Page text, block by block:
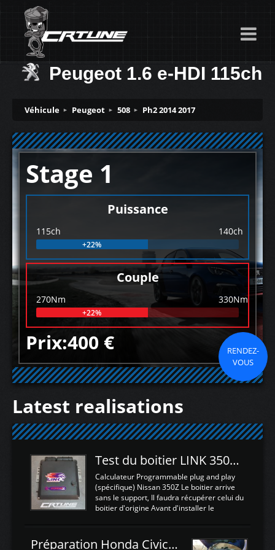
Peugeot 1.6 e-HDI 115ch
Véhicule Peugeot 508 Ph2 2014 2017
Stage 1
Puissance
115ch 140ch
+22%
Couple
270Nm 330Nm
+22%
Prix:400 €
RENDEZ-
VOUS
Latest realisations
Test du boitier LINK 350Z Plugin ECU
Calculateur Programmable plug and play
(spécifique) Nissan 350Z Le boitier arrive
sans le support, Il faudra récupérer celui du
boitier d'origine Avant d'installer le
d'envoyer l'information de la large bande
Préparation Honda Civic Type R FK2